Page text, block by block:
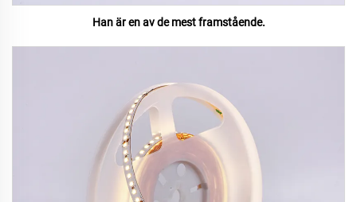
Han är en av de mest framstående.